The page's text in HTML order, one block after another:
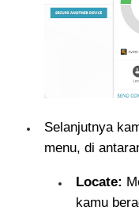
Selanjutnya
menu, di
Locate:
kamu